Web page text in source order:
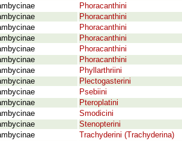
Phoracanthini
Phoracanthini
Phoracanthini
Phoracanthini
Phoracanthini
Phoracanthini
Phyllarthriini
Plectogasterini
Psebiini
Pteroplatini
Smodicini
Stenopterini
Trachyderini (Trachyderina)